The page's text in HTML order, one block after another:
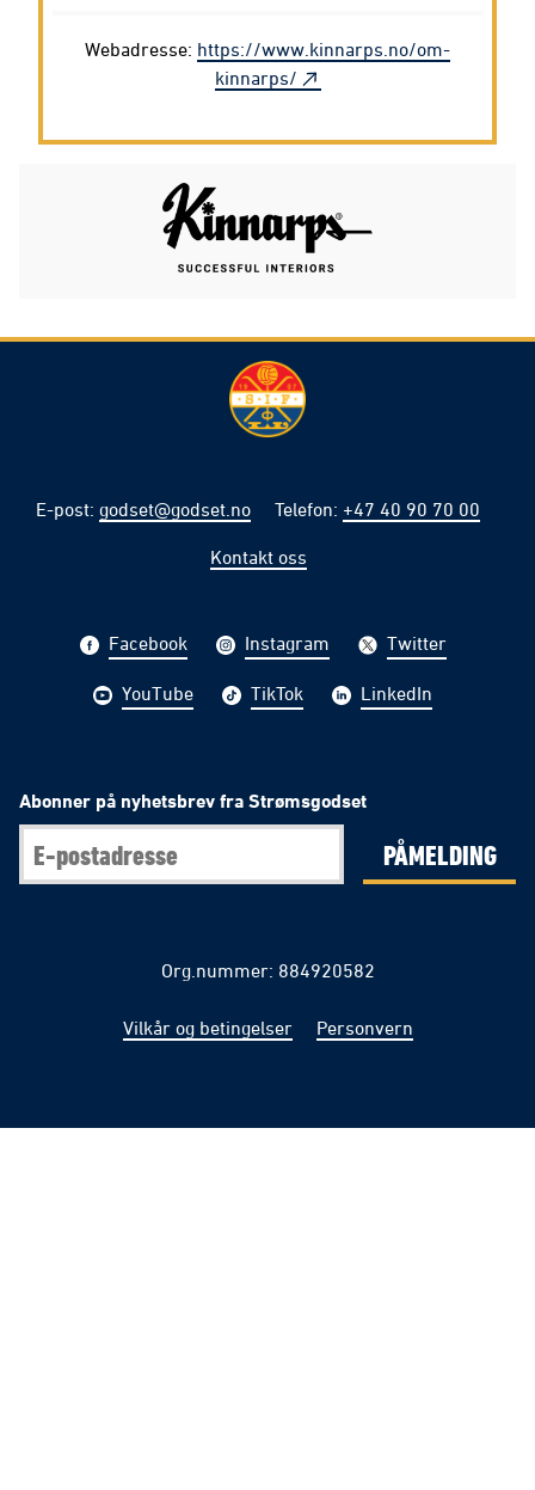
Webadresse: https://www.kinnarps.no/om-
kinnarps/
E-post: godset@godset.no Telefon: +47 40 90 70 00
Kontakt oss
Facebook Instagram Twitter
YouTube TikTok LinkedIn
Abonner på nyhetsbrev fra Strømsgodset
PÅMELDING
Org.nummer: 884920582
Vilkår og betingelser Personvern